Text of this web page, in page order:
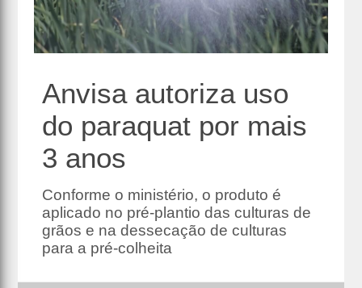
Anvisa autoriza uso
do paraquat por mais
3 anos
Conforme o ministério, o produto é
aplicado no pré-plantio das culturas de
grãos e na dessecação de culturas
para a pré-colheita